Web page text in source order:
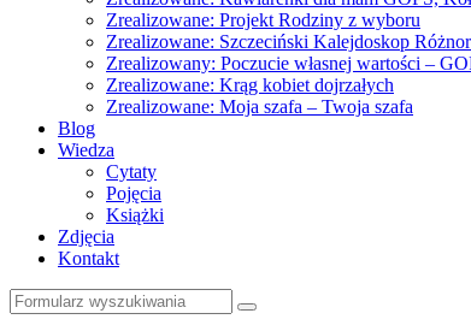
Zrealizowane: Projekt Rodziny z wyboru
Zrealizowane: Szczeciński Kalejdoskop
Zrealizowany: Poczucie własnej wartości –
Zrealizowane: Krąg kobiet dojrzałych
Zrealizowane: Moja szafa – Twoja szafa
Blog
Wiedza
Cytaty
Pojęcia
Książki
Zdjęcia
Kontakt
Szukaj